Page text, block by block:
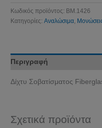
Κωδικός προϊόντος: BM.1426
Κατηγορίες:Αναλώσιμα,
Περιγραφή
Δίχτυ Σοβατίσματος
Σχετικά προϊόντα